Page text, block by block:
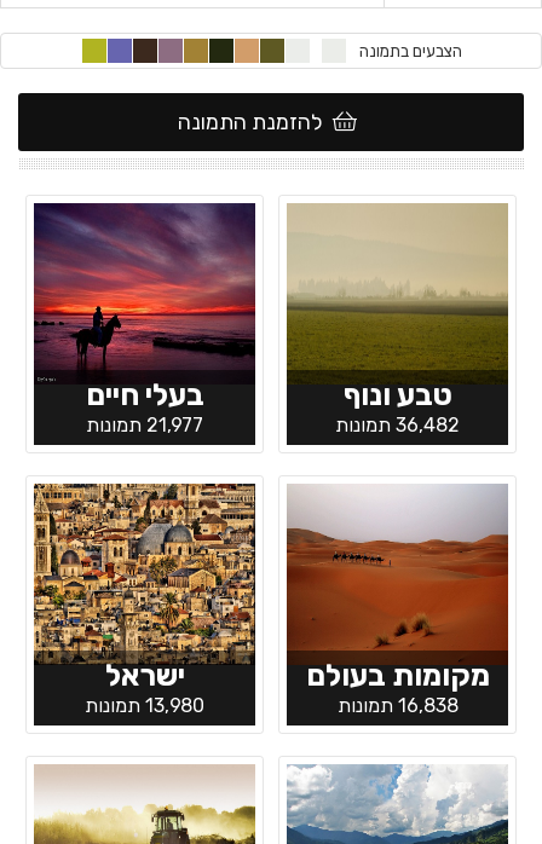
הצבעים בתמונה
להזמנת התמונה
טבע ונוף
36,482 תמונות
בעלי חיים
21,977 תמונות
מקומות בעולם
16,838 תמונות
ישראל
13,980 תמונות